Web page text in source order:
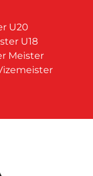
U20
U18
Meister